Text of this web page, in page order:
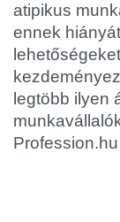
atipikus
ennek
legtöbb ilyen